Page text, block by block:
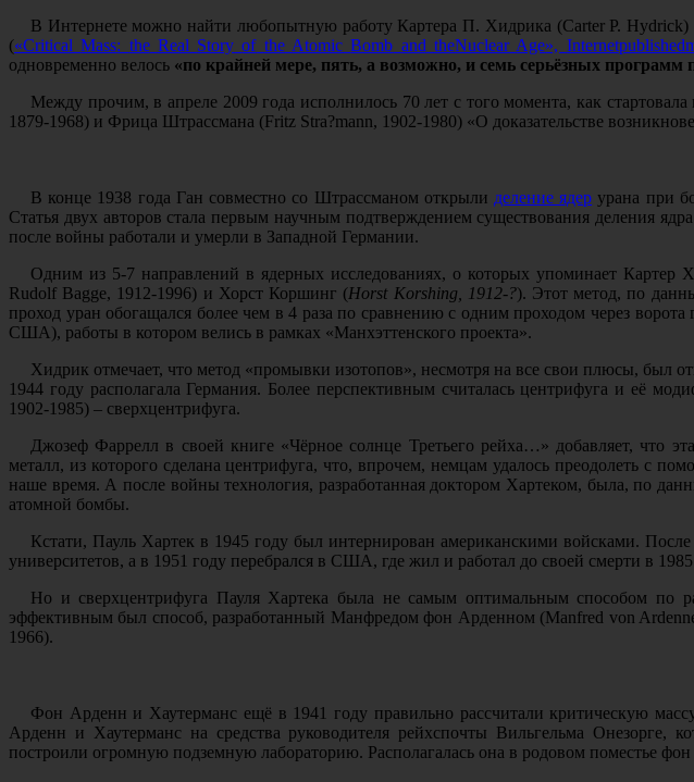
В Интернете можно найти любопытную работу Картера П. Хидрика (Carter P. Hydrick)
(«Critical Mass: the Real Story of the Atomic Bomb and theNuclear Age», Internetpublished
одновременно велось «по крайней мере, пять, а возможно, и семь серьёзных программ
Между прочим, в апреле 2009 года исполнилось 70 лет с того момента, как
1879-1968) и Фрица Штрассмана (Fritz Stra?mann, 1902-1980) «О доказательстве
В конце 1938 года Ган совместно со Штрассманом открыли деление ядер урана при
Статья двух авторов стала первым научным подтверждением существования деления
после войны работали и умерли в Западной Германии.
Одним из 5-7 направлений в ядерных исследованиях, о которых упоминает Картер
Rudolf Bagge, 1912-1996) и Хорст Коршинг (Horst Korshing , 1912-?). Этот метод, по
проход уран обогащался более чем в 4 раза по сравнению с одним проходом через
США), работы в котором велись в рамках «Манхэттенского проекта».
Хидрик отмечает, что метод «промывки изотопов», несмотря на все свои плюсы,
1944 году располагала Германия. Более перспективным считалась центрифуга и её
1902-1985) – сверхцентрифуга.
Джозеф Фаррелл в своей книге «Чёрное солнце Третьего рейха…» добавляет, что
металл, из которого сделана центрифуга, что, впрочем, немцам удалось преодолеть с
наше время. А после войны технология, разработанная доктором Хартеком, была, по
атомной бомбы.
Кстати, Пауль Хартек в 1945 году был интернирован американскими войсками.
университетов, а в 1951 году перебрался в США, где жил и работал до своей смерти в 1985
Но и сверхцентрифуга Пауля Хартека была не самым оптимальным способом по
эффективным был способ, разработанный Манфредом фон Арденном (Manfred von
1966).
Фон Арденн и Хаутерманс ещё в 1941 году правильно рассчитали критическую
Арденн и Хаутерманс на средства руководителя рейхспочты Вильгельма Онезорге,
построили огромную подземную лабораторию. Располагалась она в родовом поместье